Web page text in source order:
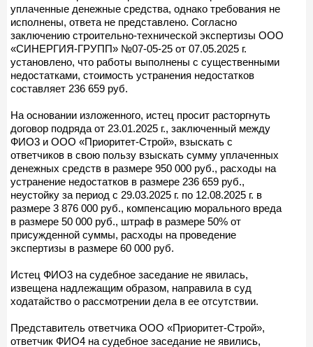
уплаченные денежные средства, однако требования не
исполнены, ответа не представлено. Согласно
заключению строительно-технической экспертизы ООО
«СИНЕРГИЯ-ГРУПП» №07-05-25 от 07.05.2025 г.
установлено, что работы выполнены с существенными
недостатками, стоимость устранения недостатков
составляет 236 659 руб.
На основании изложенного, истец просит расторгнуть
договор подряда от 23.01.2025 г., заключенный между
ФИО3 и ООО «Приоритет-Строй», взыскать с
ответчиков в свою пользу взыскать сумму уплаченных
денежных средств в размере 950 000 руб., расходы на
устранение недостатков в размере 236 659 руб.,
неустойку за период с 29.03.2025 г. по 12.08.2025 г. в
размере 3 876 000 руб., компенсацию морального вреда
в размере 50 000 руб., штраф в размере 50% от
присужденной суммы, расходы на проведение
экспертизы в размере 60 000 руб.
Истец ФИО3 на судебное заседание не явилась,
извещена надлежащим образом, направила в суд
ходатайство о рассмотрении дела в ее отсутствии.
Представитель ответчика ООО «Приоритет-Строй»,
ответчик ФИО4 на судебное заседание не явились,